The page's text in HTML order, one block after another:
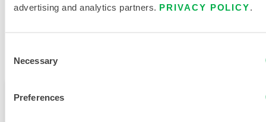
advertising and analytics partners. PRIVACY POLICY.
Selection
Necessary
Preferences
RUSSIE.
Ce produit n'est pas vendu dans votre région. Vous